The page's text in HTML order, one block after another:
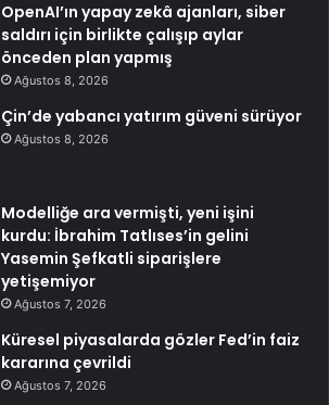
OpenAI’ın yapay zekâ ajanları, siber
saldırı için birlikte çalışıp aylar
önceden plan yapmış
Ağustos 8, 2026
Çin’de yabancı yatırım güveni sürüyor
Ağustos 8, 2026
Modelliğe ara vermişti, yeni işini
kurdu: İbrahim Tatlıses’in gelini
Yasemin Şefkatli siparişlere
yetişemiyor
Ağustos 7, 2026
Küresel piyasalarda gözler Fed’in faiz
kararına çevrildi
Ağustos 7, 2026